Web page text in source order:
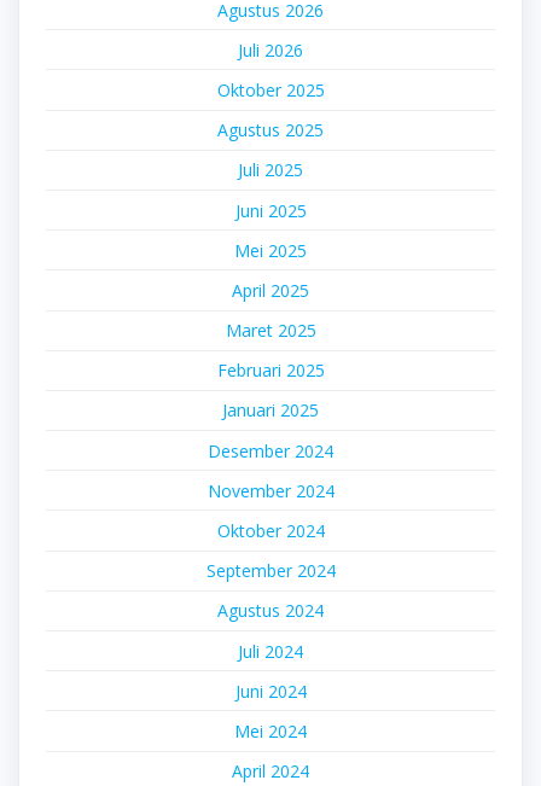
Agustus 2026
Juli 2026
Oktober 2025
Agustus 2025
Juli 2025
Juni 2025
Mei 2025
April 2025
Maret 2025
Februari 2025
Januari 2025
Desember 2024
November 2024
Oktober 2024
September 2024
Agustus 2024
Juli 2024
Juni 2024
Mei 2024
April 2024